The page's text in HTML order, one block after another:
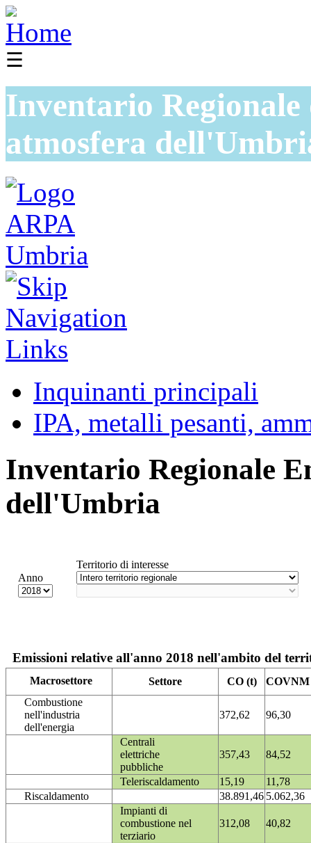
☰
Inventario
atmosfera
Inquinanti principali
IPA, metalli pesanti,
Inventario Regionale
dell'Umbria
Anno
Territorio di interesse
Emissioni relative all'anno 2018 nell'ambito del
Macrosettore Settore CO (t)
COVNM
Combustione
nell'industria
dell'energia
372,62 96,30
Centrali
elettriche
pubbliche
357,43 84,52
Teleriscaldamento 15,19
11,78
Riscaldamento
38.891,46 5.062,36
Impianti di
combustione nel
terziario
312,08 40,82